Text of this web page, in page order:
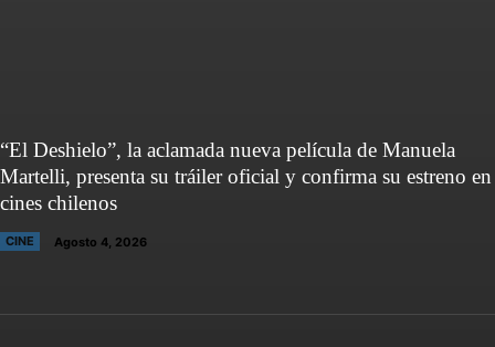
“El Deshielo”, la aclamada nueva película de Manuela
Martelli, presenta su tráiler oficial y confirma su estreno en
cines chilenos
CINE Agosto 4, 2026